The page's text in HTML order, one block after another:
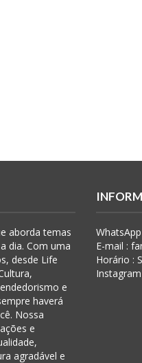
aborda temas
dia. Com uma
desde Life
e
haverá
Nossa
e
agradável e
E-mail :
Horário :